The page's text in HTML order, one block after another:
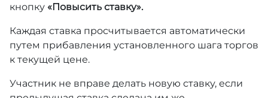
кнопку «Повысить ставку».
Каждая ставка просчитывается автоматически
путем прибавления установленного шага торгов
к текущей цене.
Участник не вправе делать новую ставку, если